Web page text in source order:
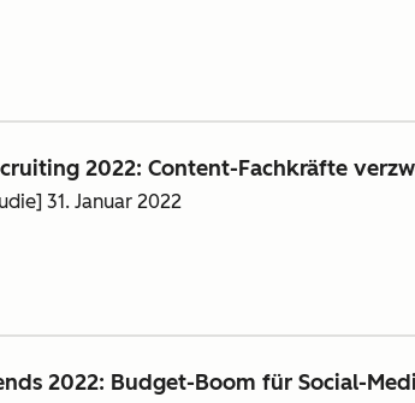
2022: Content-Fachkräfte
31. Januar 2022
2022: Budget-Boom für Social-